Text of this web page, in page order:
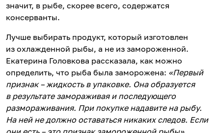
значит, в рыбе, скорее всего, содержатся
консерванты.
Лучше выбирать продукт, который изготовлен
из охлажденной рыбы, а не из замороженной.
Екатерина Головкова рассказала, как можно
определить, что рыба была заморожена: «Первый
признак – жидкость в упаковке. Она образуется
в результате замораживая и последующего
размораживания. При покупке надавите на рыбу.
На ней не должно оставаться никаких следов. Если